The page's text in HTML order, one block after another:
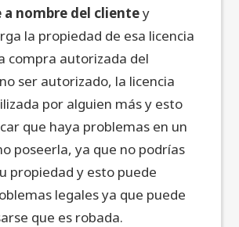
nombre del clientey
la propiedad de esa licencia
compra autorizada del
ser autorizado, la licencia
por alguien más y esto
que haya problemas en un
poseerla, ya que no podrías
propiedad y esto puede
legales ya que puede
que es robada.